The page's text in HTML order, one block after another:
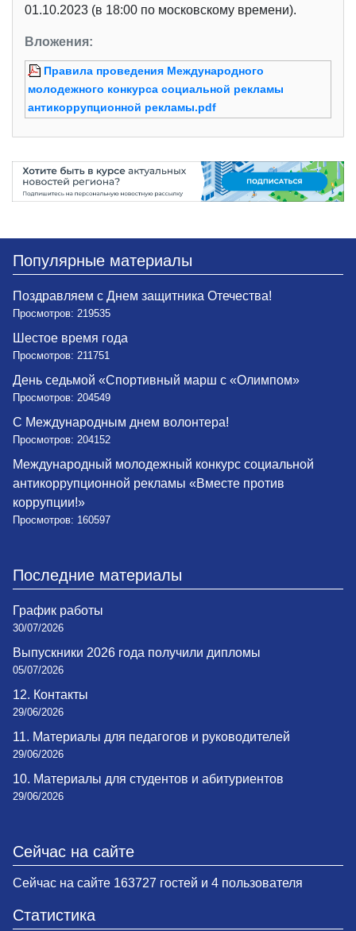
01.10.2023 (в 18:00 по московскому времени).
Вложения:
Правила проведения Международного
молодежного конкурса социальной рекламы
антикоррупционной рекламы.pdf
Популярные материалы
Поздравляем с Днем защитника Отечества!
Просмотров: 219535
Шестое время года
Просмотров: 211751
День седьмой «Спортивный марш с «Олимпом»
Просмотров: 204549
С Международным днем волонтера!
Просмотров: 204152
Международный молодежный конкурс социальной
антикоррупционной рекламы «Вместе против
коррупции!»
Просмотров: 160597
Последние материалы
График работы
30/07/2026
Выпускники 2026 года получили дипломы
05/07/2026
12. Контакты
29/06/2026
11. Материалы для педагогов и руководителей
29/06/2026
10. Материалы для студентов и абитуриентов
29/06/2026
Сейчас на сайте
Сейчас на сайте 163727 гостей и 4 пользователя
Статистика